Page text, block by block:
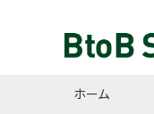
ホーム